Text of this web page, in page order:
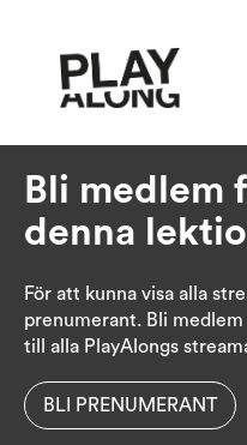
Bli medlem
denna
För att kunna visa alla
prenumerant. Bli medlem
till alla PlayAlongs
BLI PRENUMERANT